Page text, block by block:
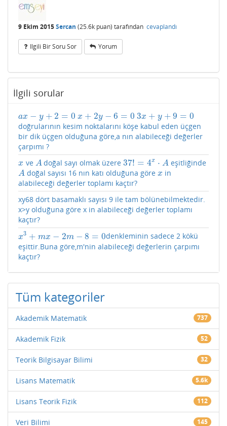
9 Ekim 2015Sercan (25.6k puan) tarafından cevaplandı
Ilgili Bir Soru Sor Yorum
İlgili sorular
ax − y + 2 = 0
ax− y+ 2= 0 x + 2y − 6 = 0
x+ 2y −6= 0 3x + y + 9 = 0
3x+ y+ 9= 0
doğrularının kesim noktalarını köşe kabul eden üçgen
bir dik üçgen olduğuna göre,a nın alabileceği değerler
çarpımı ?
x
x ve A
A doğal sayı olmak üzere37! = 4x ⋅ A
37!= 4x ⋅A eşitliğinde
A
A doğal sayısı 16 nın katı olduğuna göre x
x in
alabileceği değerler toplamı kaçtır?
xy68 dört basamaklı sayısı 9 ile tam bölünebilmektedir.
x>y olduğuna göre x in alabileceği değerler toplamı
kaçtır?
x3 + mx − 2m − 8 = 0
x3+m x−2m− 8=0
denkleminin sadece 2 kökü
eşittir.Buna göre,m'nin alabileceği değerlerin çarpımı
kaçtır?
Tüm kategoriler
Akademik Matematik 737
Akademik Fizik 52
Teorik Bilgisayar Bilimi 32
Lisans Matematik 5.6k
Lisans Teorik Fizik 112
Veri Bilimi 145